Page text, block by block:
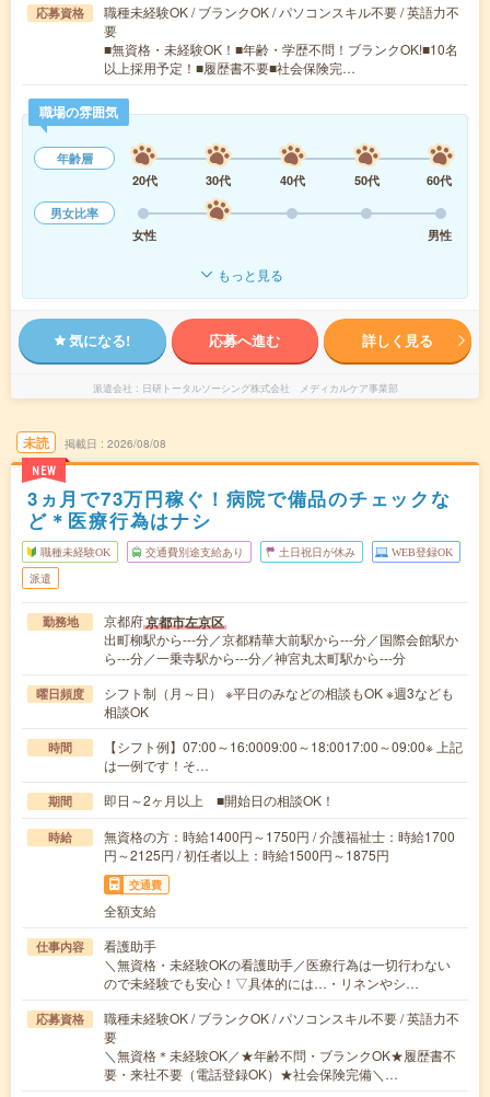
応募資格
職種未経験OK / ブランクOK / パソコンスキル不要 / 英語力不
要
■無資格・未経験OK！■年齢・学歴不問！ブランクOK!■10名
以上採用予定！■履歴書不要■社会保険完…
職場の雰囲気
年齢層
20代
30代 40代 50代
60代
男女比率
女性
男性
もっと見る
気になる! 応募へ進む 詳しく見る
派遣会社 日研トータルソーシング株式会社 メディカルケア事業部
未読
NEW
掲載日 2026/08/08
3ヵ月で73万円稼ぐ！病院で備品のチェックな
ど＊医療行為はナシ
職種未経験OK 交通費別途支給あり 土日祝日が休み WEB登録OK
派遣
勤務地 京都府京都市左京区
出町柳駅から---分／京都精華大前駅から---分／国際会館駅か
ら---分／一乗寺駅から---分／神宮丸太町駅から---分
曜日頻度
シフト制（月～日） ※平日のみなどの相談もOK ※週3なども
相談OK
時間
【シフト例】07:00～16:0009:00～18:0017:00～09:00※ 上記
は一例です！そ…
期間 即日～2ヶ月以上 ■開始日の相談OK！
時給
無資格の方：時給1400円～1750円 / 介護福祉士：時給1700
円～2125円 / 初任者以上：時給1500円～1875円
交通費
全額支給
仕事内容
看護助手
＼無資格・未経験OKの看護助手／医療行為は一切行わない
ので未経験でも安心！▽具体的には…・リネンやシ…
応募資格
職種未経験OK / ブランクOK / パソコンスキル不要 / 英語力不
要
＼無資格＊未経験OK／★年齢不問・ブランクOK★履歴書不
要・来社不要（電話登録OK）★社会保険完備＼…